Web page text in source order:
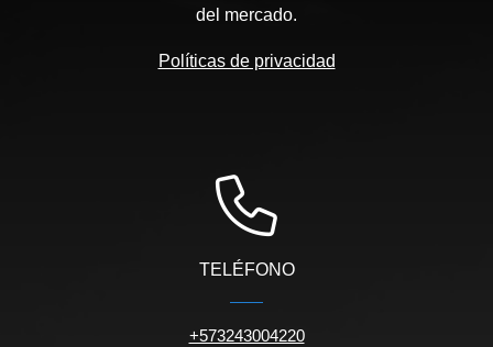
del mercado.
Políticas de privacidad
TELÉFONO
+573243004220